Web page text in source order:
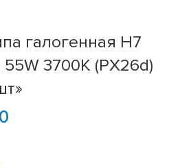
галогенная H7
3700K (PX26d)